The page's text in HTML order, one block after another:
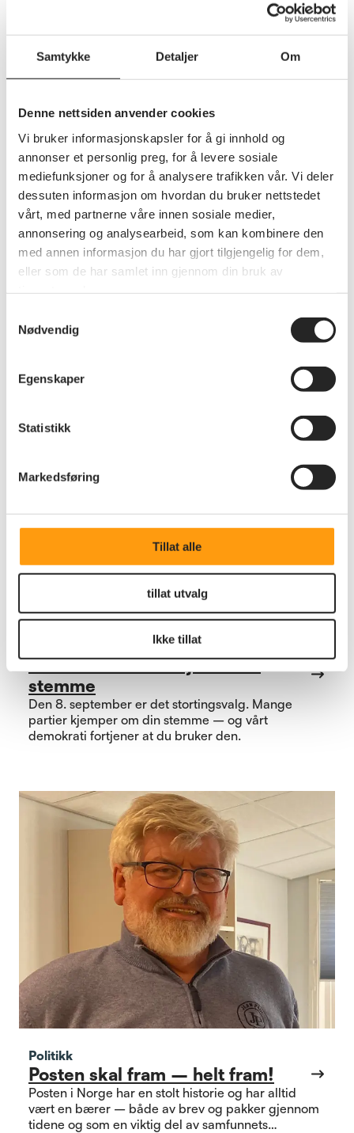
Samtykke Detaljer Om
Denne nettsiden anvender cookies
Vi bruker informasjonskapsler for å gi innhold og
annonser et personlig preg, for å levere sosiale
mediefunksjoner og for å analysere trafikken vår. Vi deler
dessuten informasjon om hvordan du bruker nettstedet
vårt, med partnerne våre innen sosiale medier,
annonsering og analysearbeid, som kan kombinere den
med annen informasjon du har gjort tilgjengelig for dem,
eller som de har samlet inn gjennom din bruk av
Nødvendig
Egenskaper
Statistikk
Markedsføring
Tillat alle
tillat utvalg
Ikke tillat
Politikk
Innspill til Regjeringen om
reformen «Bo trygt hjemme» og
«Eldreløftet»
Regjeringens reform «Bo trygt hjemme» er en
Derfor er det viktig at Regjeringen lykkes i arbeidet
med denne reformen. Pensjonistforbundet Østfold
helhetlig eldrepolitikk og at de lykkes med
reformarbeidet og sitt eldreløfte.
Vårt demokrati fortjener din
stemme
Den 8. september er det stortingsvalg. Mange
partier kjemper om din stemme – og vårt
demokrati fortjener at du bruker den.
Politikk
Posten skal fram – helt fram!
Posten i Norge har en stolt historie og har alltid
vært en bærer – både av brev og pakker gjennom
tidene og som en viktig del av samfunnets